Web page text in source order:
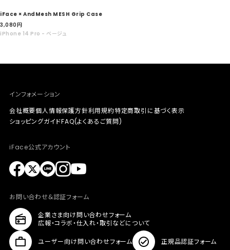
iFace × AndMesh MESH Grip Case
セ
ー
3,080円
iPhone 14 Pro - ベージュ
インフォメーション
会社概要個人情報保護方針利用規約特定商取引に基づく表示
ショッピングガイドFAQ(よくあるご質問)
iFace公式アカウント
お問い合わせ&認証フォーム
企業さま向け問い合わせフォーム
広報・コラボ・仕入れ・取引などについて
ユーザー向け問い合わせフォーム 正規品認証フォーム